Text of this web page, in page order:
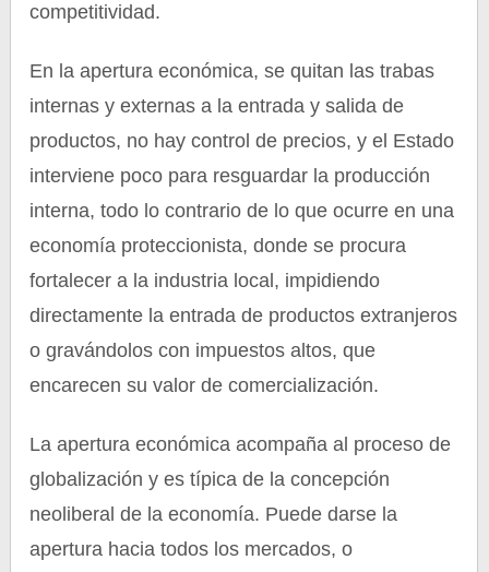
competitividad.
En la apertura económica, se quitan las trabas
internas y externas a la entrada y salida de
productos, no hay control de precios, y el Estado
interviene poco para resguardar la producción
interna, todo lo contrario de lo que ocurre en una
economía proteccionista, donde se procura
fortalecer a la industria local, impidiendo
directamente la entrada de productos extranjeros
o gravándolos con impuestos altos, que
encarecen su valor de comercialización.
La apertura económica acompaña al proceso de
globalización y es típica de la concepción
neoliberal de la economía. Puede darse la
apertura hacia todos los mercados, o